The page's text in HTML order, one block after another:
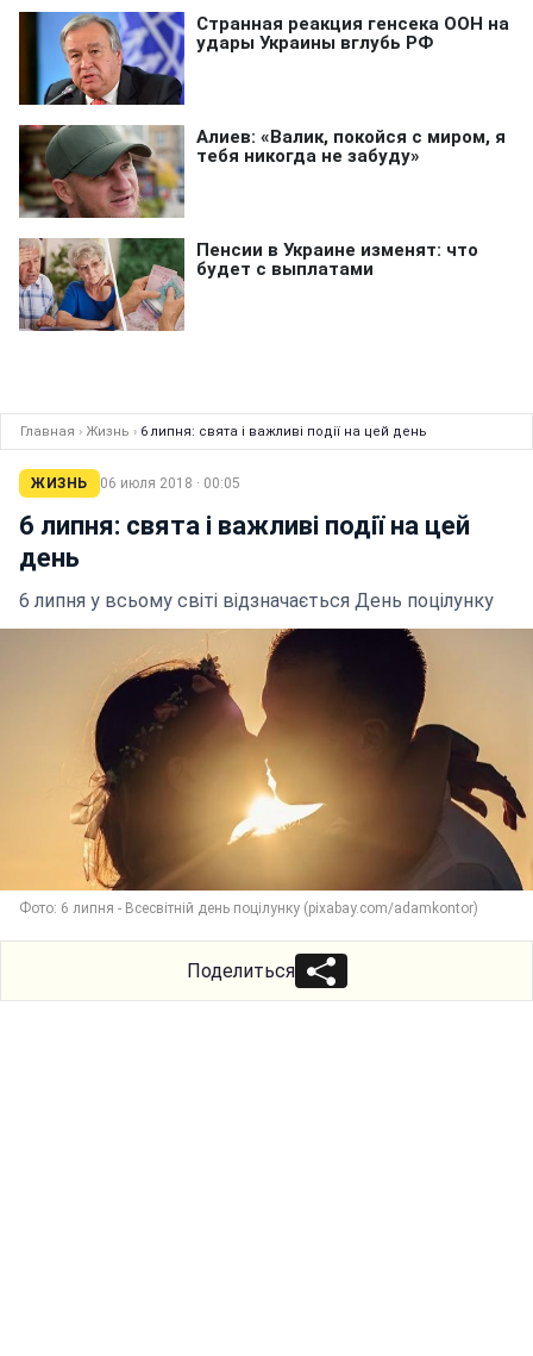
Главная › Жизнь › 6 липня: свята і важливі події на цей день
ЖИЗНЬ 06 июля 2018 · 00:05
6 липня: свята і важливі події на цей
день
6 липня у всьому світі відзначається День поцілунку
Фото: 6 липня - Всесвітній день поцілунку (pixabay.com/adamkontor)
Поделиться